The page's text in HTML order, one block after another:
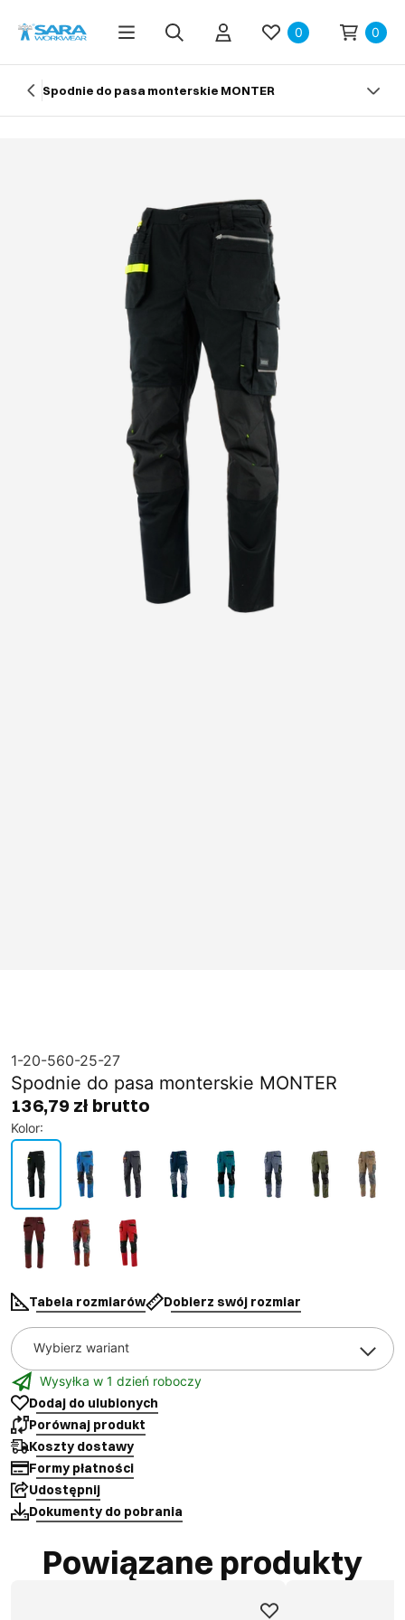
0 0
Spodnie do pasa monterskie MONTER
1-20-560-25-27
Spodnie do pasa monterskie MONTER
136,79 zł brutto
Kolor:
Tabela rozmiarów Dobierz swój rozmiar
Wybierz wariant
Wysyłka w 1 dzień roboczy
Dodaj do ulubionych
Porównaj produkt
Koszty dostawy
Formy płatności
Udostępnij
Dokumenty do pobrania
Powiązane produkty